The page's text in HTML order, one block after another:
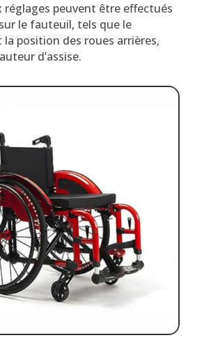
réglages peuvent être effectués
le fauteuil, tels que le
la position des roues arrières,
d’assise.